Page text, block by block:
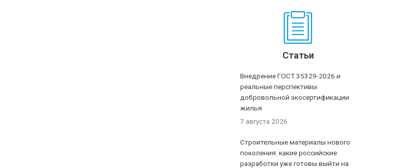
Статьи
Внедрение ГОСТ 35329-2026 и
реальные перспективы
добровольной экосертификации
жилья
7 августа 2026
Строительные материалы нового
поколения: какие российские
разработки уже готовы выйти на